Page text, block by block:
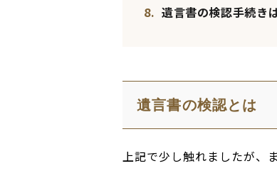
8. 遺言書の検認手続き
遺言書の検認とは
上記で少し触れましたが、